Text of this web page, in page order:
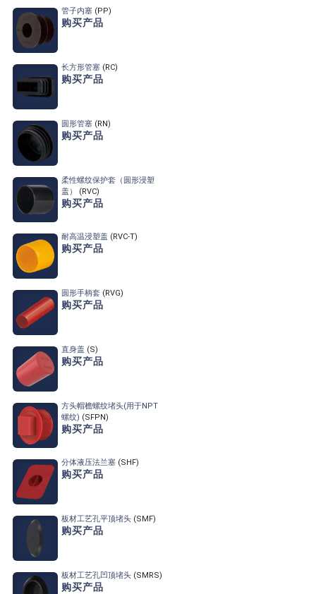
管子内塞 (PP)
购买产品
长方形管塞 (RC)
购买产品
圆形管塞 (RN)
购买产品
柔性螺纹保护套（圆形浸塑
盖）
(RVC)
购买产品
耐高温浸塑盖 (RVC-T)
购买产品
圆形手柄套 (RVG)
购买产品
直身盖 (S)
购买产品
方头帽檐螺纹堵头(用于NPT
螺纹) (SFPN)
购买产品
分体液压法兰塞 (SHF)
购买产品
板材工艺孔平顶堵头 (SMF)
购买产品
板材工艺孔凹顶堵头 (SMRS)
购买产品